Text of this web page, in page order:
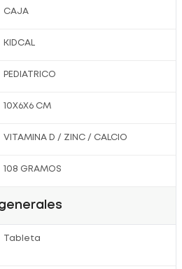
CAJA
KIDCAL
PEDIATRICO
10X6X6 CM
VITAMINA D / ZINC / CALCIO
108 GRAMOS
Tableta